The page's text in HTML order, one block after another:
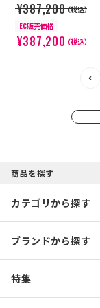
¥387,200（税込）
EC販売価格
¥387,200（税込）
商品を探す
カテゴリから探す
ブランドから探す
特集